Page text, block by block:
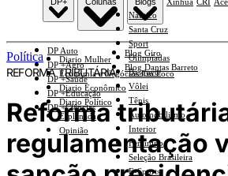
Náutico
Santa Cruz
Sport
Olimpíadas
Basquete
Vôlei
Tênis
Automobilismo
Interior
Feminino
Seleção Brasileira
E-Sports
DP Auto
DP +Agro
DP +Saúde
DP +Educação
DP +Ciências
Diario Mulher
Economia e Negócios Em Foco
Diario Econômico
Diario Político
Esplanada
Opinião
Blog Giro
Blog Dantas Barreto
Política
REFORMA TRIBUTÁRIA
Reforma
regulamentação